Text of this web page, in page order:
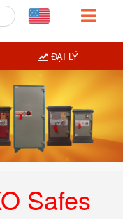
Safes
ĐẠI LÝ